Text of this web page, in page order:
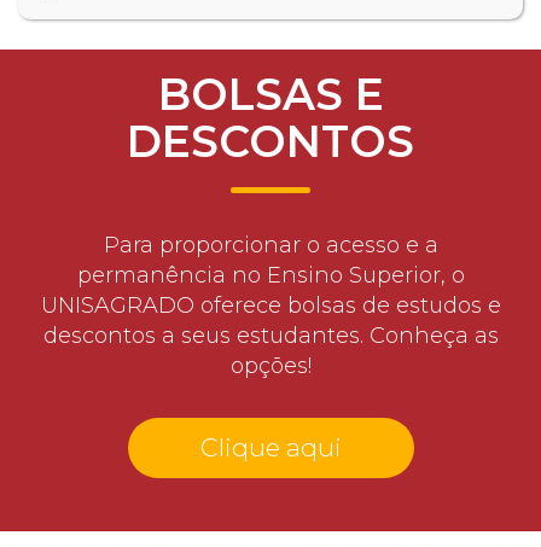
BOLSAS E
DESCONTOS
Para proporcionar o acesso e a
permanência no Ensino Superior, o
UNISAGRADO oferece bolsas de estudos e
descontos a seus estudantes. Conheça as
opções!
Clique aqui